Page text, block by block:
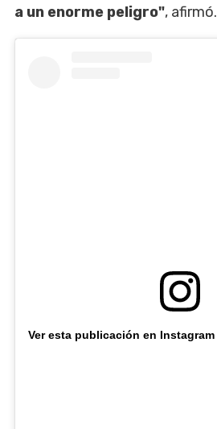
a un enorme peligro", afirmó.
Ver esta publicación en Instagram